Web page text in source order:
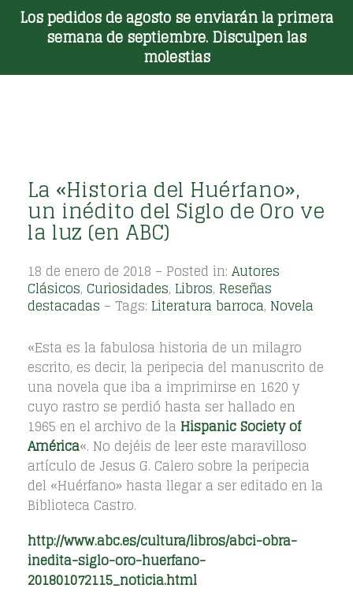
Los pedidos de agosto se enviarán la primera
semana de septiembre. Disculpen las
molestias
Toggle Menu
La «Historia del Huérfano»,
un inédito del Siglo de Oro ve
la luz (en ABC)
18 de enero de 2018 – Posted in: Autores
Clásicos, Curiosidades, Libros, Reseñas
destacadas – Tags: Literatura barroca, Novela
«Esta es la fabulosa historia de un milagro
escrito, es decir, la peripecia del manuscrito de
una novela que iba a imprimirse en 1620 y
cuyo rastro se perdió hasta ser hallado en
1965 en el archivo de la Hispanic Society of
América«. No dejéis de leer este maravilloso
artículo de Jesus G. Calero sobre la peripecia
del «Huérfano» hasta llegar a ser editado en la
Biblioteca Castro.
http://www.abc.es/cultura/libros/abci-obra-
inedita-siglo-oro-huerfano-
201801072115_noticia.html